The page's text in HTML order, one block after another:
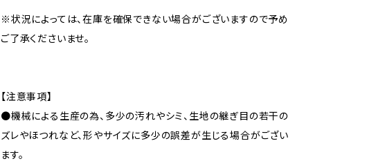
※状況によっては、在庫を確保できない場合がございますので予め
ご了承くださいませ。
【注意事項】
●機械による生産の為、多少の汚れやシミ、生地の継ぎ目の若干の
ズレやほつれなど、形やサイズに多少の誤差が生じる場合がござい
ます。